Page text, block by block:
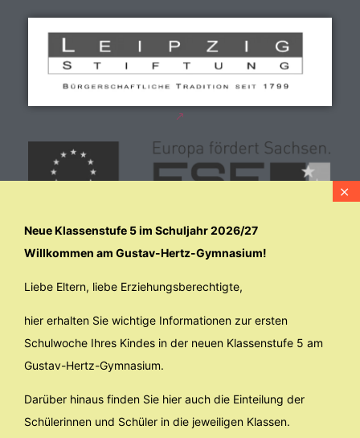
Neue Klassenstufe 5 im Schuljahr 2026/27
Willkommen am Gustav-Hertz-Gymnasium!
Liebe Eltern, liebe Erziehungsberechtigte,
hier erhalten Sie wichtige Informationen zur ersten
Schulwoche Ihres Kindes in der neuen Klassenstufe 5 am
Gustav-Hertz-Gymnasium.
Darüber hinaus finden Sie hier auch die Einteilung der
Schülerinnen und Schüler in die jeweiligen Klassen.